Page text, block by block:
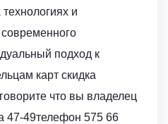
и
подход к
карт скидка
что вы владелец
47-49телефон 575 66